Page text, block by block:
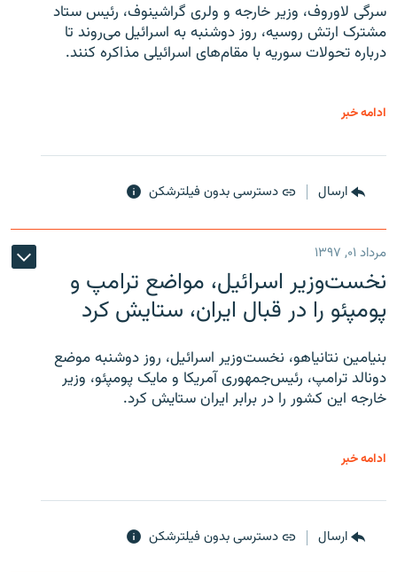
سرگی لاوروف، وزیر خارجه و ولری گراشینوف، رئیس ستاد
مشترک ارتش روسیه، روز دوشنبه به اسرائیل می‌روند تا
درباره تحولات سوریه با مقام‌های اسرائیلی مذاکره کنند.
ادامه خبر
ارسال دسترسی بدون فیلترشکن
مرداد ۰۱, ۱۳۹۷
نخست‌وزیر اسرائیل، مواضع ترامپ و
پومپئو را در قبال ایران، ستایش کرد
بنیامین نتانیاهو، نخست‌وزیر اسرائیل، روز دوشنبه موضع
دونالد ترامپ، رئیس‌جمهوری آمریکا و مایک پومپئو، وزیر
خارجه این کشور را در برابر ایران ستایش کرد.
ادامه خبر
ارسال دسترسی بدون فیلترشکن